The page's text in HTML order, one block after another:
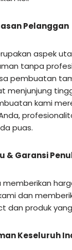
Pelanggan
aspek
tanpa
pembuatan
menjunjung
kami
puas.
& Garansi
dan
dan produk
Keseluruh